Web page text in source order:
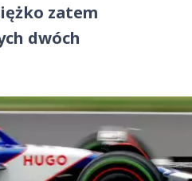
zatem
dwóch